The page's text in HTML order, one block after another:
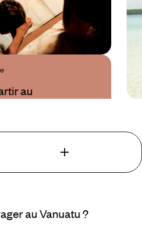
au
que l'on ne trouve pas
au Vanuatu ?